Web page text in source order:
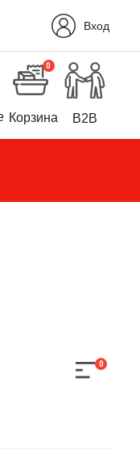
Вход
0
Корзина B2B
0